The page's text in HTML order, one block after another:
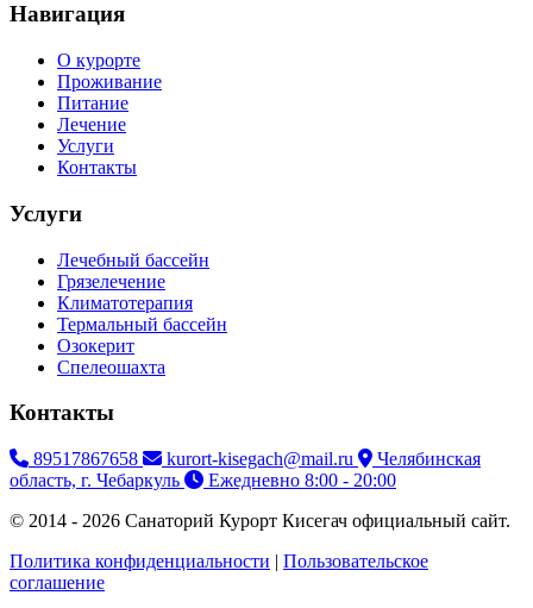
Навигация
О курорте
Проживание
Питание
Лечение
Услуги
Контакты
Услуги
Лечебный бассейн
Грязелечение
Климатотерапия
Термальный бассейн
Озокерит
Спелеошахта
Контакты
89517867658 kurort-kisegach@mail.ru
Челябинская
область, г. Чебаркуль
Ежедневно 8:00 - 20:00
© 2014 - 2026 Санаторий Курорт Кисегач официальный сайт.
Политика конфиденциальности | Пользовательское
соглашение